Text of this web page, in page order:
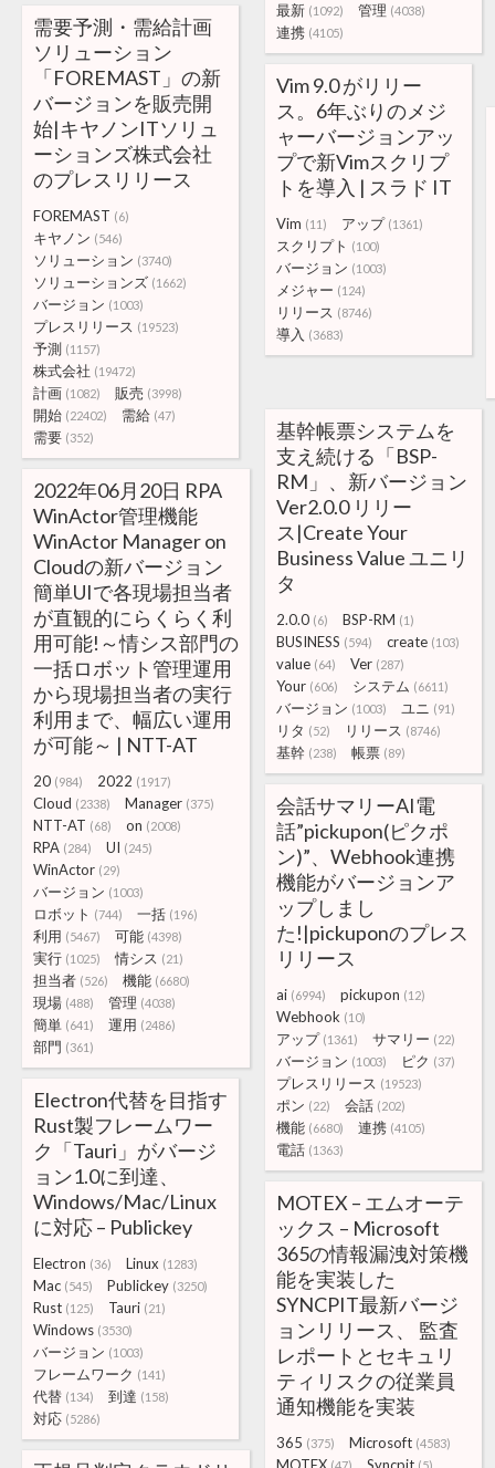
最新 (1092) 管理 (4038)
連携 (4105)
需要予測・需給計画
ソリューション
「FOREMAST」の新
バージョンを販売開
始|キヤノンITソリュ
ーションズ株式会社
のプレスリリース
FOREMAST (6)
キヤノン (546)
ソリューション (3740)
ソリューションズ (1662)
バージョン (1003)
プレスリリース (19523)
予測 (1157)
株式会社 (19472)
計画 (1082) 販売 (3998)
開始 (22402) 需給 (47)
需要 (352)
Vim 9.0 がリリー
ス。6年ぶりのメジ
ャーバージョンアッ
プで新Vimスクリプ
トを導入 | スラド IT
Vim (11) アップ (1361)
スクリプト (100)
バージョン (1003)
メジャー (124)
リリース (8746)
導入 (3683)
基幹帳票システムを
支え続ける「BSP-
RM」、新バージョン
Ver2.0.0 リリー
ス|Create Your
Business Value ユニリ
タ
2.0.0 (6) BSP-RM (1)
BUSINESS (594) create (103)
value (64) Ver (287)
Your (606) システム (6611)
バージョン (1003) ユニ (91)
リタ (52) リリース (8746)
基幹 (238) 帳票 (89)
2022年06月20日 RPA
WinActor管理機能
WinActor Manager on
Cloudの新バージョン
簡単UIで各現場担当者
が直観的にらくらく利
用可能!～情シス部門の
一括ロボット管理運用
から現場担当者の実行
利用まで、幅広い運用
が可能～ | NTT-AT
20 (984) 2022 (1917)
Cloud (2338) Manager (375)
NTT-AT (68) on (2008)
RPA (284) UI (245)
WinActor (29)
バージョン (1003)
ロボット (744) 一括 (196)
利用 (5467) 可能 (4398)
実行 (1025) 情シス (21)
担当者 (526) 機能 (6680)
現場 (488) 管理 (4038)
簡単 (641) 運用 (2486)
部門 (361)
会話サマリーAI電
話”pickupon(ピクポ
ン)”、Webhook連携
機能がバージョンア
ップしまし
た!|pickuponのプレス
リリース
ai (6994) pickupon (12)
Webhook (10)
アップ (1361) サマリー (22)
バージョン (1003) ピク (37)
プレスリリース (19523)
ポン (22) 会話 (202)
機能 (6680) 連携 (4105)
電話 (1363)
Electron代替を目指す
Rust製フレームワー
ク「Tauri」がバージ
ョン1.0に到達、
Windows/Mac/Linux
に対応 – Publickey
Electron (36) Linux (1283)
Mac (545) Publickey (3250)
Rust (125) Tauri (21)
Windows (3530)
バージョン (1003)
フレームワーク (141)
代替 (134) 到達 (158)
対応 (5286)
MOTEX – エムオーテ
ックス – Microsoft
365の情報漏洩対策機
能を実装した
SYNCPIT最新バージ
ョンリリース、 監査
レポートとセキュリ
ティリスクの従業員
通知機能を実装
365 (375) Microsoft (4583)